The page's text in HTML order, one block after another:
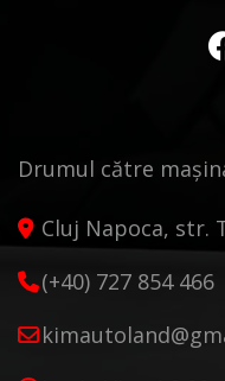
Drumul către
Cluj Napoca, str.
(+40) 727 854 466